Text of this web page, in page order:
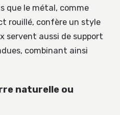
que le métal, comme
rouillé, confère un style
servent aussi de support
combinant ainsi
naturelle ou